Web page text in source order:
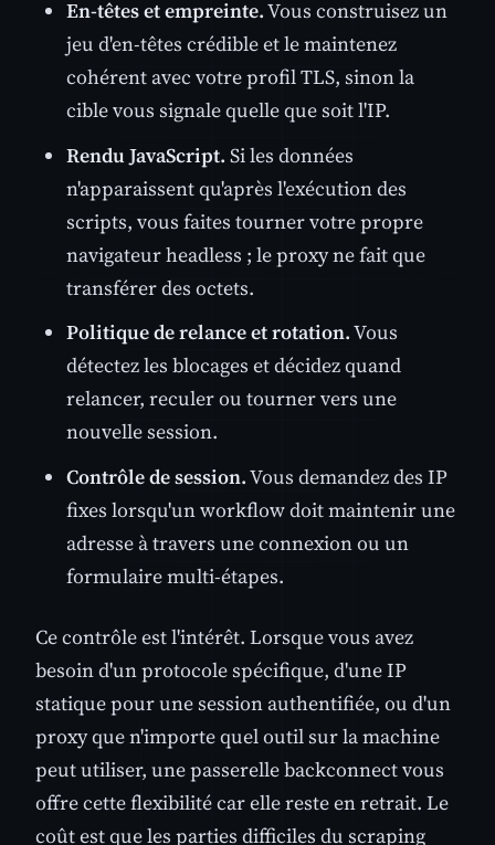
En-têtes et empreinte.Vous construisez un
jeu d'en-têtes crédible et le maintenez
cohérent avec votre profil TLS, sinon la
cible vous signale quelle que soit l'IP.
Rendu JavaScript. Si les données
n'apparaissent qu'après l'exécution des
scripts, vous faites tourner votre propre
navigateur headless ; le proxy ne fait que
transférer des octets.
Politique de relance et rotation.Vous
détectez les blocages et décidez quand
relancer, reculer ou tourner vers une
nouvelle session.
Contrôle de session.Vous demandez des IP
fixes lorsqu'un workflow doit maintenir une
adresse à travers une connexion ou un
formulaire multi-étapes.
Ce contrôle est l'intérêt. Lorsque vous avez
besoin d'un protocole spécifique, d'une IP
statique pour une session authentifiée, ou d'un
proxy que n'importe quel outil sur la machine
peut utiliser, une passerelle backconnect vous
offre cette flexibilité car elle reste en retrait. Le
coût est que les parties difficiles du scraping